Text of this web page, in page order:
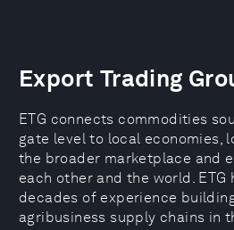
Export Trading
ETG connects commodities
gate level to local economies,
the broader marketplace and
each other and the world. ETG
decades of experience
agribusiness supply chains in